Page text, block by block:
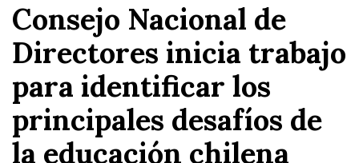
Consejo Nacional de
Directores inicia trabajo
para identificar los
principales desafíos de
la educación chilena